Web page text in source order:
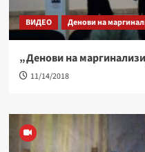
ВИДЕО Денови на
„Денови на
11/14/2018